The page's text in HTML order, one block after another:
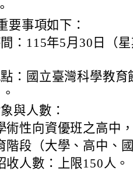
要事項如下：
：115年5月30日（
：國立臺灣科學教
與人數：
術性向資優班之高中
階段（大學、高中、
收人數：上限150人。